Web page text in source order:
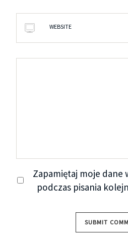
WEBSITE
Zapamiętaj moje dane
podczas pisania